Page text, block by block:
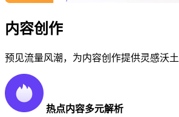
内容创作
预见流量风潮，为内容创作提供灵感沃土
热点内容多元解析